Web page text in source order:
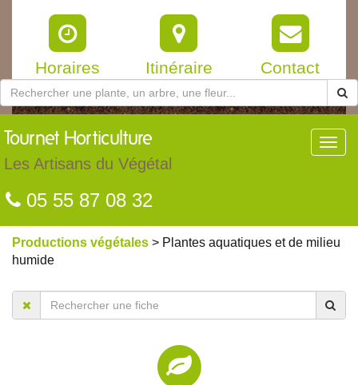
Horaires Itinéraire Contact
Tournet Horticulture
Les Artisans du Végétal
05 55 87 08 32
Productions végétales > Plantes aquatiques et de milieu
humide